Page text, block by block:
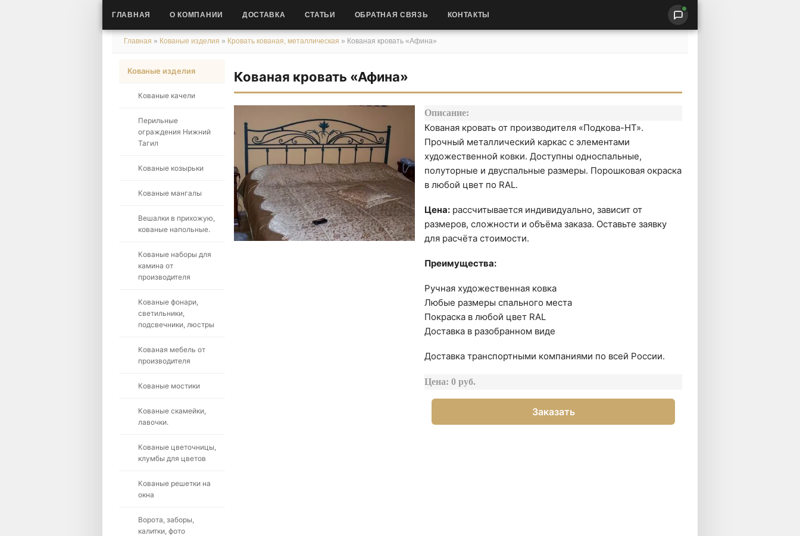
ГЛАВНАЯ О КОМПАНИИ ДОСТАВКА СТАТЬИ ОБРАТНАЯ СВЯЗЬ КОНТАКТЫ
Главная » Кованые изделия » Кровать кованая, металлическая » Кованая кровать «Афина»
Кованые изделия
Кованые качели
Перильные
ограждения Нижний
Тагил
Кованые козырьки
Кованые мангалы
Вешалки в прихожую,
кованые напольные.
Кованые наборы для
камина от
производителя
Кованые фонари,
светильники,
подсвечники, люстры
Кованая мебель от
производителя
Кованые мостики
Кованые скамейки,
лавочки.
Кованые цветочницы,
клумбы для цветов
Кованые решетки на
окна
Ворота, заборы,
калитки, фото
Кованая кровать «Афина»
Описание:
Кованая кровать от производителя «Подкова-НТ».
Прочный металлический каркас с элементами
художественной ковки. Доступны односпальные,
полуторные и двуспальные размеры. Порошковая окраска
в любой цвет по RAL.
Цена: рассчитывается индивидуально, зависит от
размеров, сложности и объёма заказа. Оставьте заявку
для расчёта стоимости.
Преимущества:
Ручная художественная ковка
Любые размеры спального места
Покраска в любой цвет RAL
Доставка в разобранном виде
Доставка транспортными компаниями по всей России.
Цена: 0 руб.
Заказать